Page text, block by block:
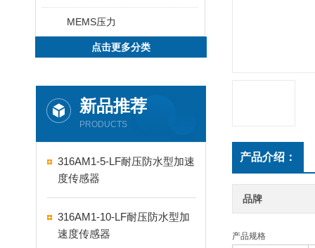
MEMS压力
点击更多分类
新品推荐
PRODUCTS
316AM1-5-LF耐压防水型加速
度传感器
316AM1-10-LF耐压防水型加
速度传感器
产品介绍：
品牌
产品规格